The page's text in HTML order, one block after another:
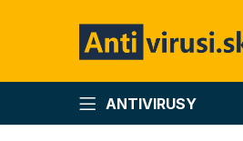
ANTIVIRUSY